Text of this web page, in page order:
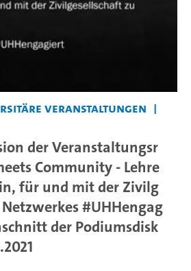
Veranstaltungen
der Veranstaltungsr
Community - Lehre
für und mit der Zivilg
#UHHengag
der Podiumsdisk